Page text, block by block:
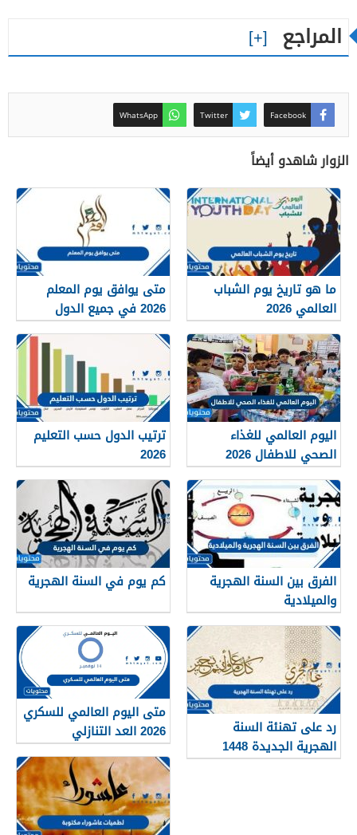
المراجع
Facebook
Twitter
WhatsApp
الزوار شاهدو أيضاً
ما هو تاريخ يوم الشباب
العالمي 2026
متى يوافق يوم المعلم
2026 في جميع الدول
العربية
اليوم العالمي للغذاء
الصحي للاطفال 2026
ترتيب الدول حسب التعليم
2026
الفرق بين السنة الهجرية
والميلادية
كم يوم في السنة الهجرية
رد على تهنئة السنة
الهجرية الجديدة 1448
متى اليوم العالمي للسكري
2026 العد التنازلي